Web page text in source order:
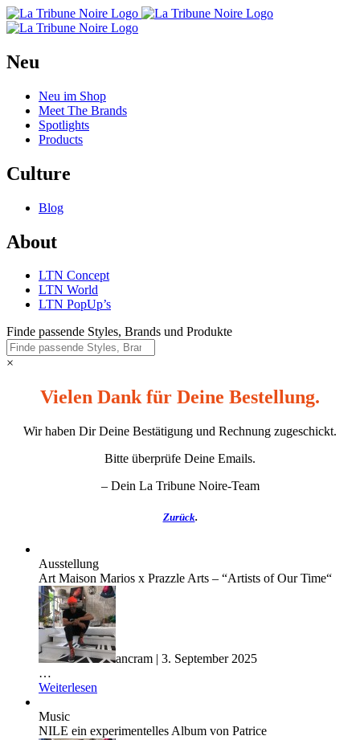
Neu
Neu im Shop
Meet The Brands
Spotlights
Products
Culture
Blog
About
LTN Concept
LTN World
LTN PopUp’s
Finde passende Styles, Brands und Produkte
×
Vielen Dank für Deine Bestellung.
Wir haben Dir Deine Bestätigung und Rechnung zugeschickt.
Bitte überprüfe Deine Emails.
– Dein La Tribune Noire-Team
Zurück.
Ausstellung
Art Maison Marios x Prazzle Arts – “Artists of Our Time“
ancram | 3. September 2025
…
Weiterlesen
Music
NILE ein experimentelles Album von Patrice